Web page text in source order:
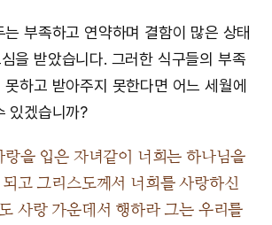
부족하고 연약하며 결함이 많은 상태
을 받았습니다. 그러한 식구들의 부족
하고 받아주지 못한다면 어느 세월에
있겠습니까?
랑을 입은 자녀같이 너희는 하나님을
고 그리스도께서 너희를 사랑하신
사랑 가운데서 행하라 그는 우리를